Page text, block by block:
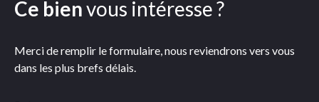
Ce bienvous intéresse ?
Merci de remplir le formulaire, nous reviendrons vers vous
dans les plus brefs délais.